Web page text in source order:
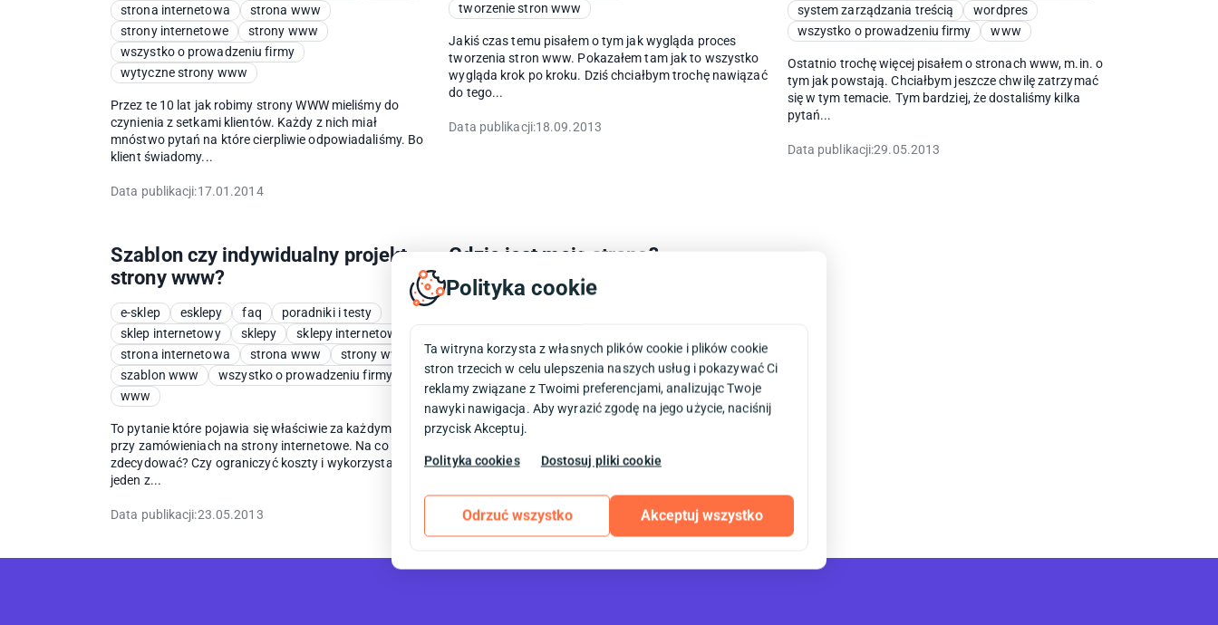
strona internetowa
strona www
strony internetowe
strony www
wszystko o prowadzeniu firmy
wytyczne strony www
Przez te 10 lat jak robimy strony WWW mieliśmy do
czynienia z setkami klientów. Każdy z nich miał
mnóstwo pytań na które cierpliwie odpowiadaliśmy. Bo
klient świadomy...
Data publikacji:17.01.2014
tworzenie stron www
Jakiś czas temu pisałem o tym jak wygląda proces
tworzenia stron www. Pokazałem tam jak to wszystko
wygląda krok po kroku. Dziś chciałbym trochę nawiązać
do tego...
Data publikacji:18.09.2013
system zarządzania treścią
wordpres
wszystko o prowadzeniu firmy
www
Ostatnio trochę więcej pisałem o stronach www, m.in. o
tym jak powstają. Chciałbym jeszcze chwilę zatrzymać
się w tym temacie. Tym bardziej, że dostaliśmy kilka
pytań...
Data publikacji:29.05.2013
Szablon czy indywidualny projekt
strony www?
e-sklep esklepy faq
poradniki i testy
sklep internetowy
sklepy
sklepy internetowe
strona internetowa
strona www
strony www
szablon www
wszystko o prowadzeniu firmy
www
To pytanie które pojawia się właściwie za każdym razem
przy zamówieniach na strony internetowe. Na co się
zdecydować? Czy ograniczyć koszty i wykorzystać
jeden z...
Data publikacji:23.05.2013
Gdzie jest moja strona?
e-marketing SEO sklepy
Istnieje taka teza która dotyczy właściwie każdej
informacji którą wyszukujemy w sieci. Otóż mawia się,
że - Jeśli czegoś nie możemy znaleźć w Internecie to
znaczy...
Polityka cookie
Ta witryna korzysta z własnych plików cookie i plików cookie
stron trzecich w celu ulepszenia naszych usług i pokazywać Ci
reklamy związane z Twoimi preferencjami, analizując Twoje
nawyki nawigacja. Aby wyrazić zgodę na jego użycie, naciśnij
przycisk Akceptuj.
Polityka cookies Dostosuj pliki cookie
Odrzuć wszystko Akceptuj wszystko